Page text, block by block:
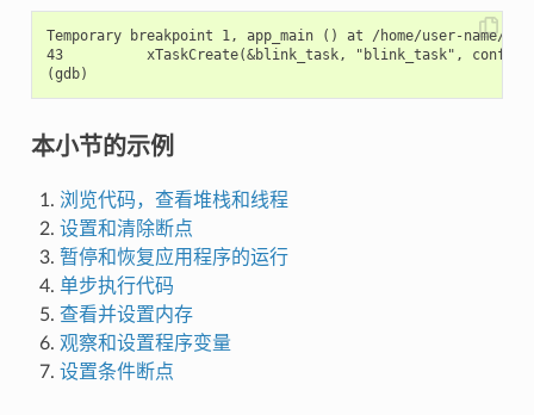
Temporary breakpoint 1, app_main () at /home/user-name/
43          xTaskCreate(&blink_task, "blink_task",
本小节的示例
浏览代码，查看堆栈和线程
设置和清除断点
暂停和恢复应用程序的运行
单步执行代码
查看并设置内存
观察和设置程序变量
设置条件断点